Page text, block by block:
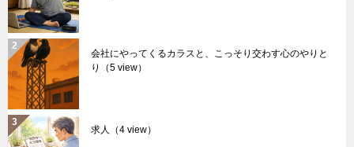
会社にやってくるカラスと、こっそり交わす心のやりと
り
（5 view）
求人 （4 view）